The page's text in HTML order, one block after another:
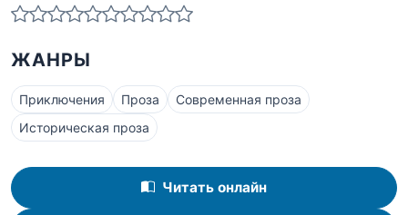
ЖАНРЫ
Приключения Проза
Современная проза
Историческая проза
Читать онлайн